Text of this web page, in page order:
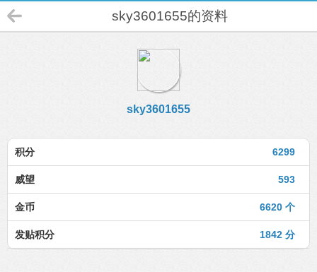
sky3601655的资料
sky3601655
6299
积分
593
威望
6620 个
金币
1842 分
发贴积分